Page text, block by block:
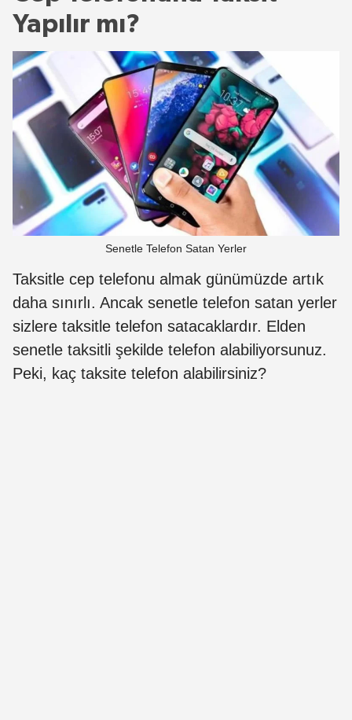
Yapılır mı?
Senetle Telefon Satan Yerler
Taksitle cep telefonu almak günümüzde artık
daha sınırlı. Ancak senetle telefon satan yerler
sizlere taksitle telefon satacaklardır. Elden
senetle taksitli şekilde telefon alabiliyorsunuz.
Peki, kaç taksite telefon alabilirsiniz?